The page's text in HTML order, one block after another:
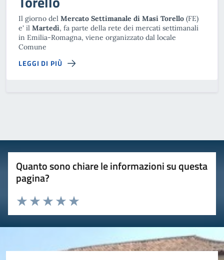
Il giorno del Mercato Settimanale di Masi Torello (FE)
e' il Martedì, fa parte della rete dei mercati settimanali
in Emilia-Romagna, viene organizzato dal locale
Comune
LEGGI DI PIÙ
Quanto sono chiare le informazioni su questa
pagina?
Valuta 5 stelle su 5
Valuta 4 stelle su 5
Valuta 3 stelle su 5
Valuta 2 stelle su 5
Valuta 1 stelle su 5